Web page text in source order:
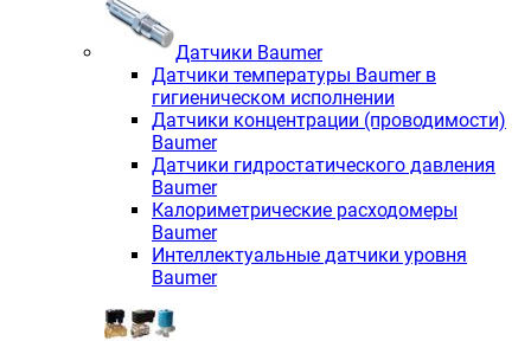
Датчики Baumer
Датчики температуры Baumer в
гигиеническом исполнении
Датчики концентрации (проводимости)
Baumer
Датчики гидростатического давления
Baumer
Калориметрические расходомеры
Baumer
Интеллектуальные датчики уровня
Baumer